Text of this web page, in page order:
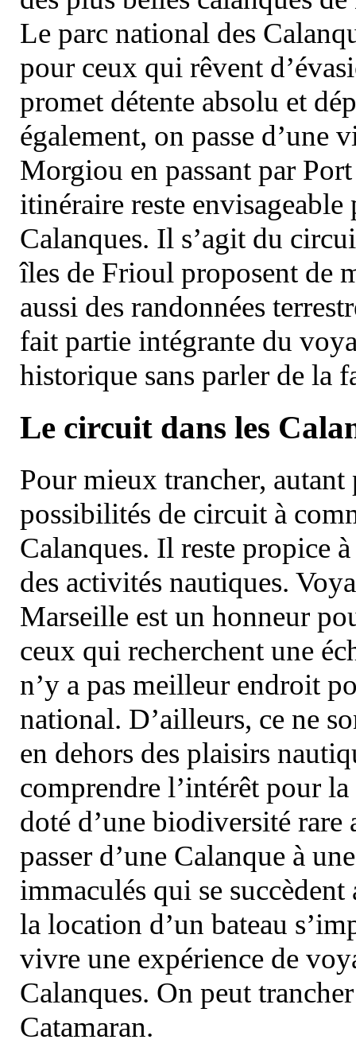
Le parc national des
pour ceux qui rêvent
promet détente absolu et
également, on passe d’une
Morgiou en passant par
itinéraire reste
Calanques. Il s’agit du
îles de Frioul proposent de
aussi des randonnées
fait partie intégrante du
historique sans parler de la
Le circuit dans les
Pour mieux trancher, autant
possibilités de circuit à
Calanques. Il reste propice
des activités nautiques.
Marseille est un honneur
ceux qui recherchent une
n’y a pas meilleur endroit
national. D’ailleurs, ce ne
en dehors des plaisirs
comprendre l’intérêt pour
doté d’une biodiversité
passer d’une Calanque à
immaculés qui se
la location d’un bateau
vivre une expérience de
Calanques. On peut
Catamaran.